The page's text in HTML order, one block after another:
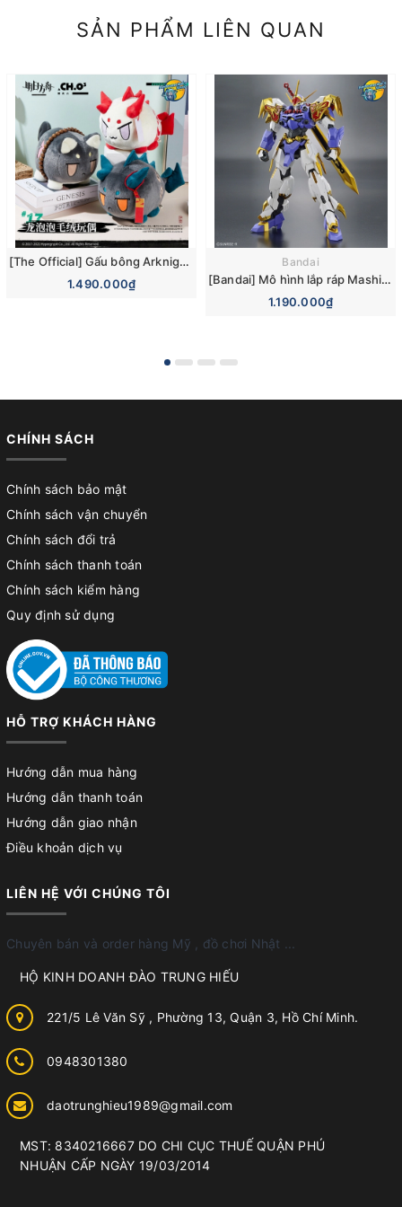
SẢN PHẨM LIÊN QUAN
[The Official] Gấu bông Arknights Bubble Nian Saga Dusk Ver Plushie Plush Doll
1.490.000₫
Bandai
[Bandai] Mô hình lắp ráp Mashin Eiyuuden Wataru High Grade HG Amplified IMGN Ryujinmaru Model Kit
1.190.000₫
CHÍNH SÁCH
Chính sách bảo mật
Chính sách vận chuyển
Chính sách đổi trả
Chính sách thanh toán
Chính sách kiểm hàng
Quy định sử dụng
HỖ TRỢ KHÁCH HÀNG
Hướng dẫn mua hàng
Hướng dẫn thanh toán
Hướng dẫn giao nhận
Điều khoản dịch vụ
LIÊN HỆ VỚI CHÚNG TÔI
Chuyên bán và order hàng Mỹ , đồ chơi Nhật ...
HỘ KINH DOANH ĐÀO TRUNG HIẾU
221/5 Lê Văn Sỹ , Phường 13, Quận 3, Hồ Chí Minh.
0948301380
daotrunghieu1989@gmail.com
MST: 8340216667 DO CHI CỤC THUẾ QUẬN PHÚ
NHUẬN CẤP NGÀY 19/03/2014